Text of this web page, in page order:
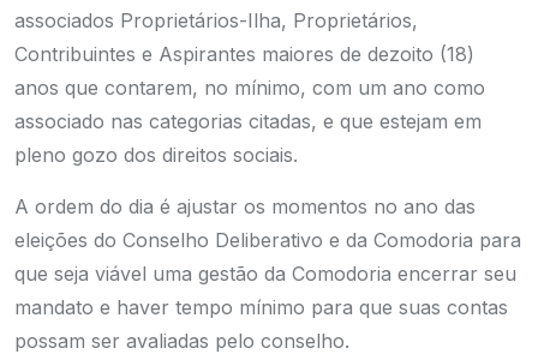
associados Proprietários-Ilha, Proprietários,
Contribuintes e Aspirantes maiores de dezoito (18)
anos que contarem, no mínimo, com um ano como
associado nas categorias citadas, e que estejam em
pleno gozo dos direitos sociais.
A ordem do dia é ajustar os momentos no ano das
eleições do Conselho Deliberativo e da Comodoria para
que seja viável uma gestão da Comodoria encerrar seu
mandato e haver tempo mínimo para que suas contas
possam ser avaliadas pelo conselho.